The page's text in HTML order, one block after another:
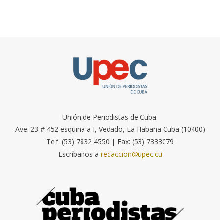
Unión de Periodistas de Cuba.
Ave. 23 # 452 esquina a I, Vedado, La Habana Cuba (10400)
Telf. (53) 7832 4550 | Fax: (53) 7333079
Escríbanos a redaccion@upec.cu